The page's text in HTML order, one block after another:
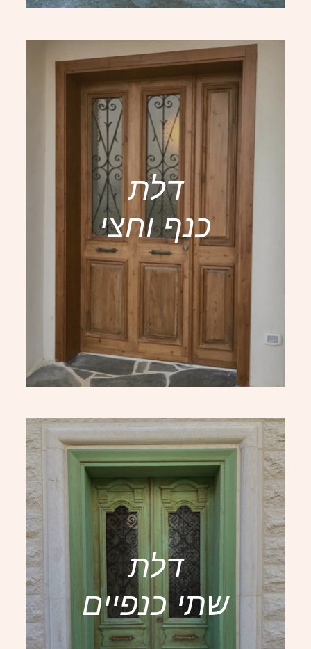
דלת
כנף וחצי
דלת
שתי כנפיים